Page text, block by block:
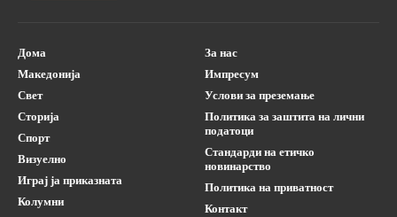
Дома
Македонија
Свет
Сторија
Спорт
Визуелно
Играј ја приказната
Колумни
За нас
Импресум
Услови за преземање
Политика за заштита на лични
податоци
Стандарди на етичко
новинарство
Политика на приватност
Контакт